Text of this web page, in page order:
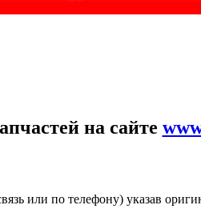
на сайте
или по телефону) указав